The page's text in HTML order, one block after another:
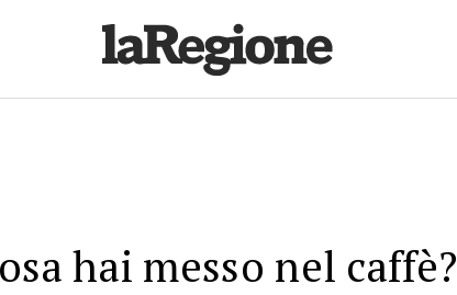
hai messo nel caffè?